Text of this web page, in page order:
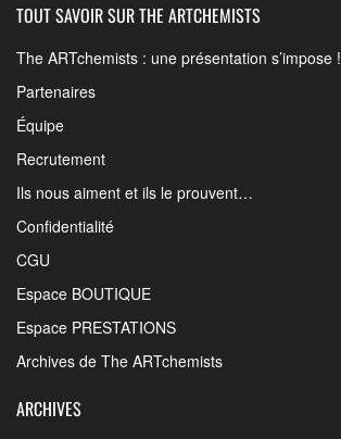
TOUT SAVOIR SUR THE ARTCHEMISTS
The ARTchemists : une présentation s’impose !
Partenaires
Équipe
Recrutement
Ils nous aiment et ils le prouvent…
Confidentialité
CGU
Espace BOUTIQUE
Espace PRESTATIONS
Archives de The ARTchemists
ARCHIVES